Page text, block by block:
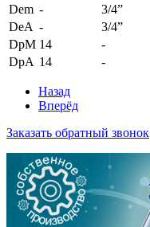
Dem - 3/4”
DeA - 3/4”
DpM 14 -
DpA 14 -
Назад
Вперёд
Заказать обратный звонок